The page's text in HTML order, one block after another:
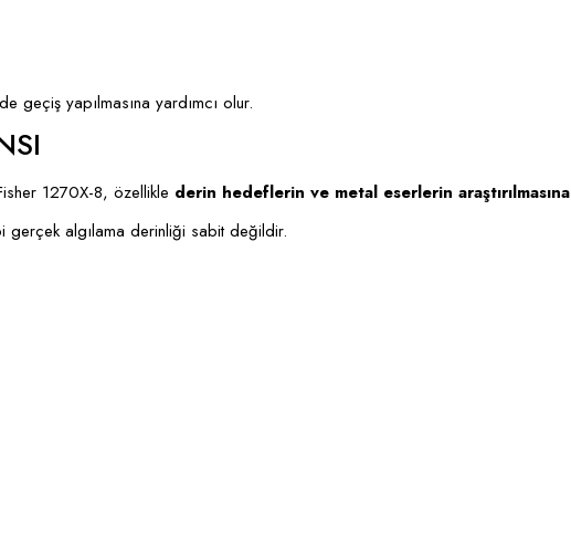
geçiş yapılmasına yardımcı olur.
1270X-8, özellikle derin hedeflerin ve metal eserlerin araştırılmasına
algılama derinliği sabit değildir.